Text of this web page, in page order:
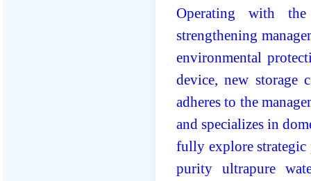
Operating with the
strengthening
environmental
device, new storage
adheres to the
and specializes in
fully explore strategic
purity ultrapure